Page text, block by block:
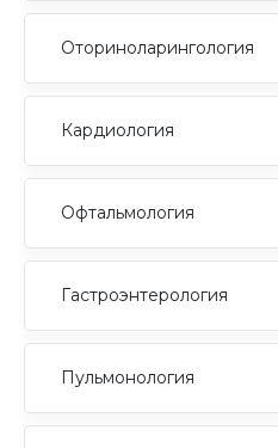
Оториноларингология
Кардиология
Офтальмология
Гастроэнтерология
Пульмонология